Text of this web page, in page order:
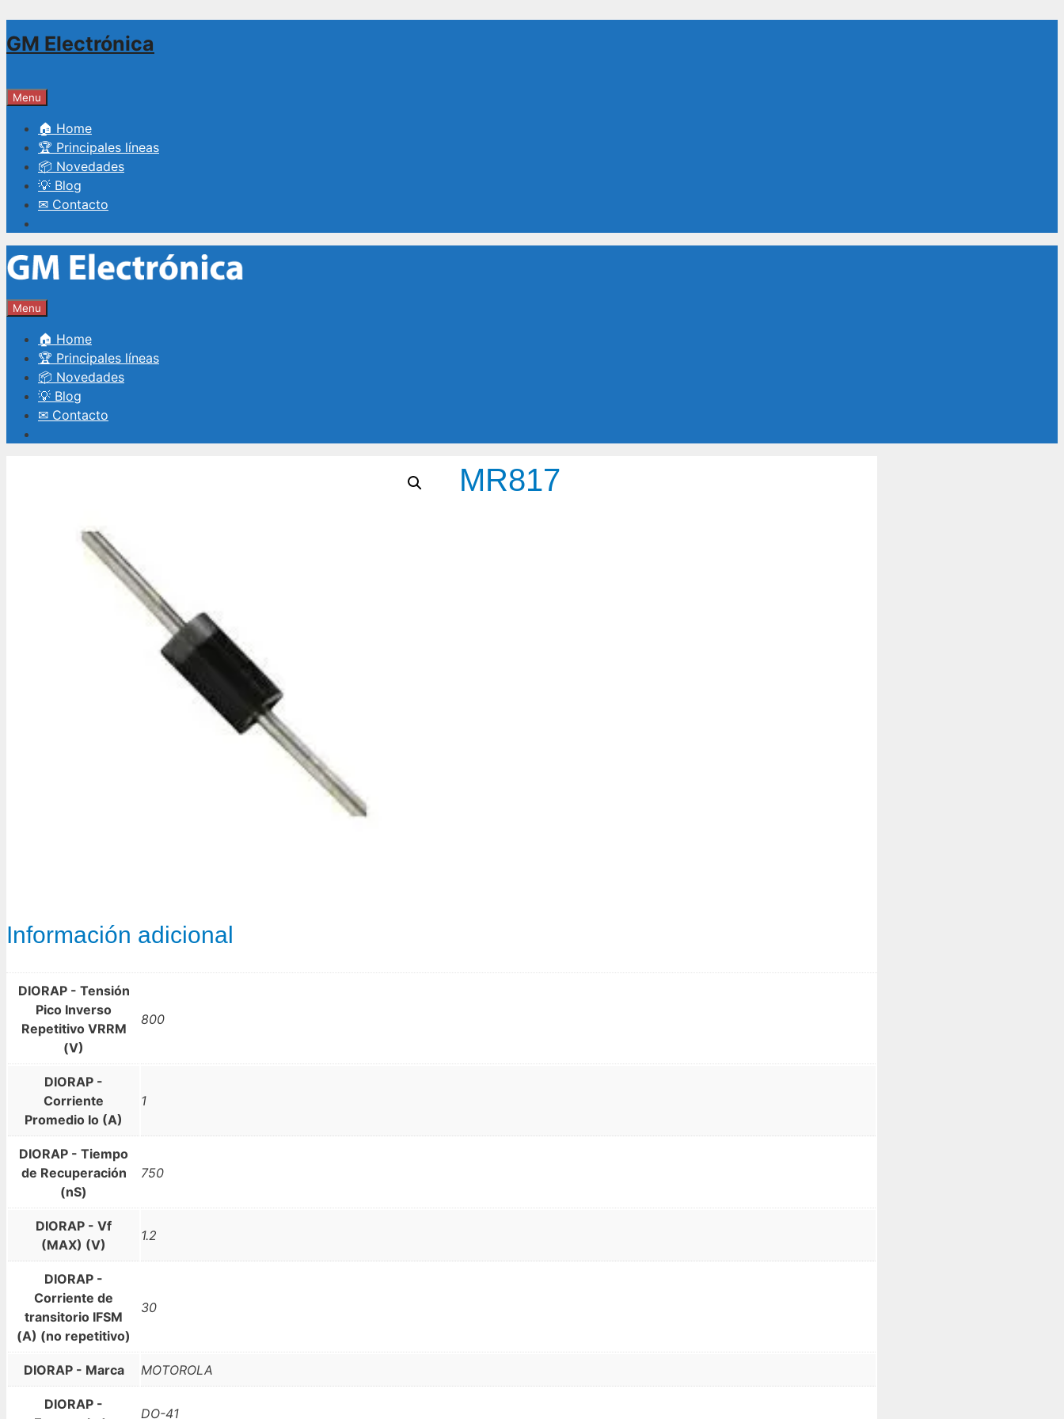
al
GM Electrónica
Menu
🏠 Home
🏆 Principales líneas
📦 Novedades
💡 Blog
✉ Contacto
Menu
🏠 Home
🏆 Principales líneas
📦 Novedades
💡 Blog
✉ Contacto
MR817
Información adicional
DIORAP - Tensión
Pico Inverso
Repetitivo VRRM
(V)
800
DIORAP -
Corriente
Promedio Io (A)
1
DIORAP - Tiempo
de Recuperación
(nS)
750
DIORAP - Vf
(MAX) (V)
1.2
DIORAP -
Corriente de
transitorio IFSM
(A) (no repetitivo)
30
DIORAP - Marca MOTOROLA
DIORAP -
DO-41